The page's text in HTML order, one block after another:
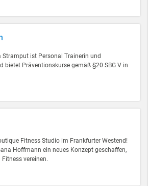
ist Personal Trainerin und
bietet Präventionskurse gemäß §20 SBG V in
Fitness Studio im Frankfurter Westend!
Hoffmann ein neues Konzept geschaffen,
vereinen.